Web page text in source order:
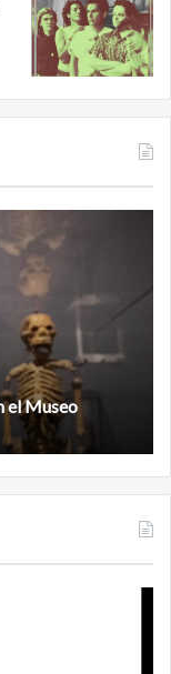
la
ciudad
maya
virgen
al
norte
de
la
biosfera
de
Calakmul
Minanbé, la
Calakmul